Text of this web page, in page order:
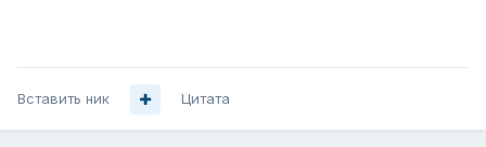
Вставить ник Цитата